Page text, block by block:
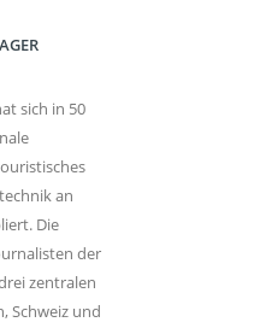
sich in 50
an
Die
der
zentralen
Schweiz und